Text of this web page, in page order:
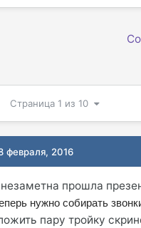
Страница 1 из 10
февраля, 2016
незаметна прошла
нужно собирать
пару тройку